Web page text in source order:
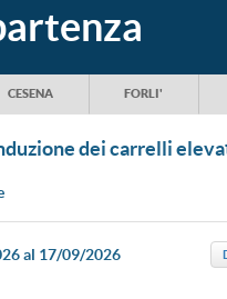
CESENA FORLI'
dei carrelli
al 17/09/2026